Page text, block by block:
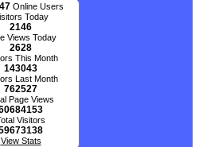
47 Online Users
Today
2146
Views Today
2628
This Month
143043
Last Month
762527
Page Views
Visitors
View Stats